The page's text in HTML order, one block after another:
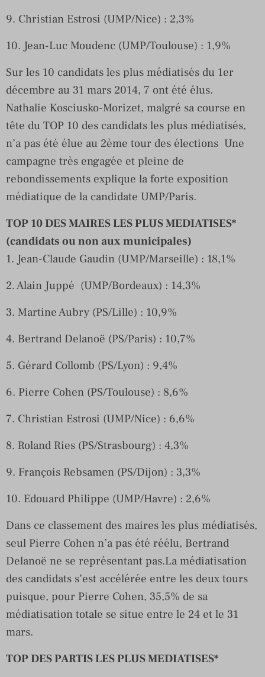
9. Christian Estrosi (UMP/Nice) : 2,3%
10. Jean-Luc Moudenc (UMP/Toulouse) : 1,9%
Sur les 10 candidats les plus médiatisés du 1er
décembre au 31 mars 2014, 7 ont été élus.
Nathalie Kosciusko-Morizet, malgré sa course en
tête du TOP 10 des candidats les plus médiatisés,
n’a pas été élue au 2ème tour des élections Une
campagne très engagée et pleine de
rebondissements explique la forte exposition
médiatique de la candidate UMP/Paris.
TOP 10 DES MAIRES LES PLUS MEDIATISES*
(candidats ou non aux municipales)
1. Jean-Claude Gaudin (UMP/Marseille) : 18,1%
2. Alain Juppé (UMP/Bordeaux) : 14,3%
3. Martine Aubry (PS/Lille) : 10,9%
4. Bertrand Delanoë (PS/Paris) : 10,7%
5. Gérard Collomb (PS/Lyon) : 9,4%
6. Pierre Cohen (PS/Toulouse) : 8,6%
7. Christian Estrosi (UMP/Nice) : 6,6%
8. Roland Ries (PS/Strasbourg) : 4,3%
9. François Rebsamen (PS/Dijon) : 3,3%
10. Edouard Philippe (UMP/Havre) : 2,6%
Dans ce classement des maires les plus médiatisés,
seul Pierre Cohen n’a pas été réélu, Bertrand
Delanoë ne se représentant pas.La médiatisation
des candidats s’est accélérée entre les deux tours
puisque, pour Pierre Cohen, 35,5% de sa
médiatisation totale se situe entre le 24 et le 31
mars.
TOP DES PARTIS LES PLUS MEDIATISES*